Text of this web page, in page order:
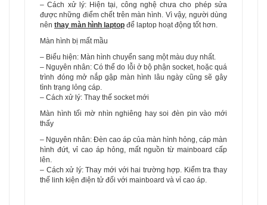
– Cách xử lý: Hiện tại, công nghệ chưa cho phép sửa
được những điểm chết trên màn hình. Vì vậy, người dùng
nên thay màn hình laptop để laptop hoạt động tốt hơn.
Màn hình bị mất mầu
– Biểu hiện: Màn hình chuyển sang một màu duy nhất.
– Nguyên nhân: Có thể do lỗi ở bộ phận socket, hoặc quá
trình đóng mở nắp gập màn hình lâu ngày cũng sẽ gây
tình trạng lỏng cáp.
– Cách xử lý: Thay thế socket mới
Màn hình tối mờ nhìn nghiêng hay soi đèn pin vào mới
thấy
– Nguyên nhân: Đèn cao áp của màn hình hỏng, cáp màn
hình đứt, vỉ cao áp hỏng, mất nguồn từ mainboard cấp
lên.
– Cách xử lý: Thay mới với hai trường hợp. Kiểm tra thay
thế linh kiện điện tử đối với mainboard và vỉ cao áp.